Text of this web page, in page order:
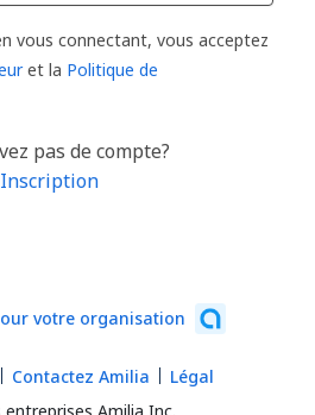
vous connectant, vous acceptez
et la Politique de
pas de compte?
Inscription
votre organisation
Contactez Amilia Légal